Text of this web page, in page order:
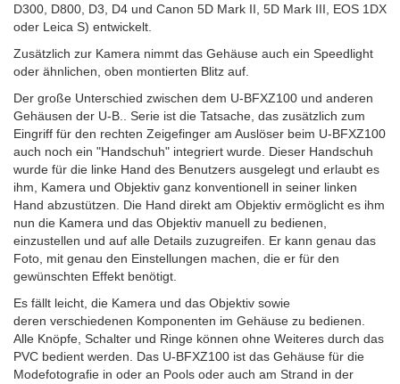
D300, D800, D3, D4 und Canon 5D Mark II, 5D Mark III, EOS 1DX
oder Leica S) entwickelt.
Zusätzlich zur Kamera nimmt das Gehäuse auch ein Speedlight
oder ähnlichen, oben montierten Blitz auf.
Der große Unterschied zwischen dem U-BFXZ100 und anderen
Gehäusen der U-B.. Serie ist die Tatsache, das zusätzlich zum
Eingriff für den rechten Zeigefinger am Auslöser beim U-BFXZ100
auch noch ein "Handschuh" integriert wurde. Dieser Handschuh
wurde für die linke Hand des Benutzers ausgelegt und erlaubt es
ihm, Kamera und Objektiv ganz konventionell in seiner linken
Hand abzustützen. Die Hand direkt am Objektiv ermöglicht es ihm
nun die Kamera und das Objektiv manuell zu bedienen,
einzustellen und auf alle Details zuzugreifen. Er kann genau das
Foto, mit genau den Einstellungen machen, die er für den
gewünschten Effekt benötigt.
Es fällt leicht, die Kamera und das Objektiv sowie
deren verschiedenen Komponenten im Gehäuse zu bedienen.
Alle Knöpfe, Schalter und Ringe können ohne Weiteres durch das
PVC bedient werden. Das U-BFXZ100 ist das Gehäuse für die
Modefotografie in oder an Pools oder auch am Strand in der